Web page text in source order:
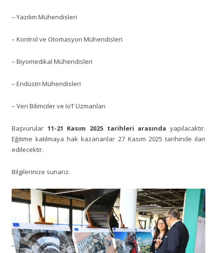
– Yazılım Mühendisleri
– Kontrol ve Otomasyon Mühendisleri
– Biyomedikal Mühendisleri
– Endüstri Mühendisleri
– Veri Bilimciler ve IoT Uzmanları
Başvurular 11-21 Kasım 2025 tarihleri arasında yapılacaktır.
Eğitime katılmaya hak kazananlar 27 Kasım 2025 tarihinde ilan
edilecektir.
Bilgilerinize sunarız.